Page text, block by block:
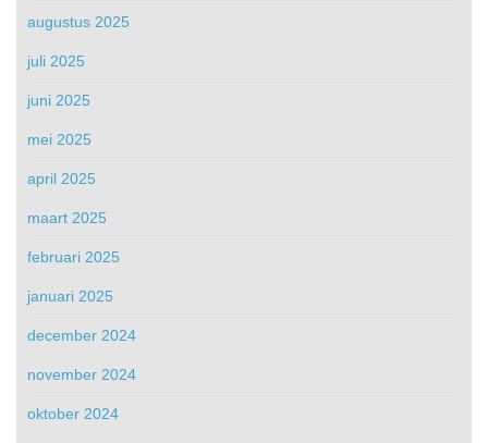
augustus 2025
juli 2025
juni 2025
mei 2025
april 2025
maart 2025
februari 2025
januari 2025
december 2024
november 2024
oktober 2024